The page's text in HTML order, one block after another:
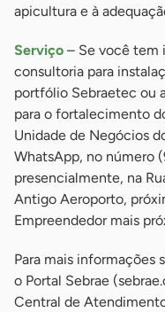
apicultura e à
Serviço – Se você tem
consultoria para
portfólio Sebraetec ou
para o fortalecimento
Unidade de Negócios
WhatsApp, no número
presencialmente, na
Antigo Aeroporto,
Empreendedor mais
Para mais informações
o Portal Sebrae
Central de